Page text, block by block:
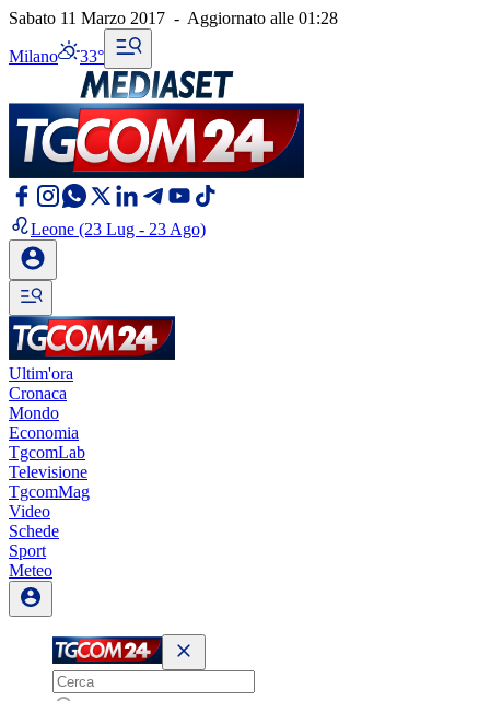
Sabato 11 Marzo 2017 - Aggiornato alle 01:28
Milano 33°
Leone (23 Lug - 23 Ago)
Ultim'ora
Cronaca
Mondo
Economia
TgcomLab
Televisione
TgcomMag
Video
Schede
Sport
Meteo